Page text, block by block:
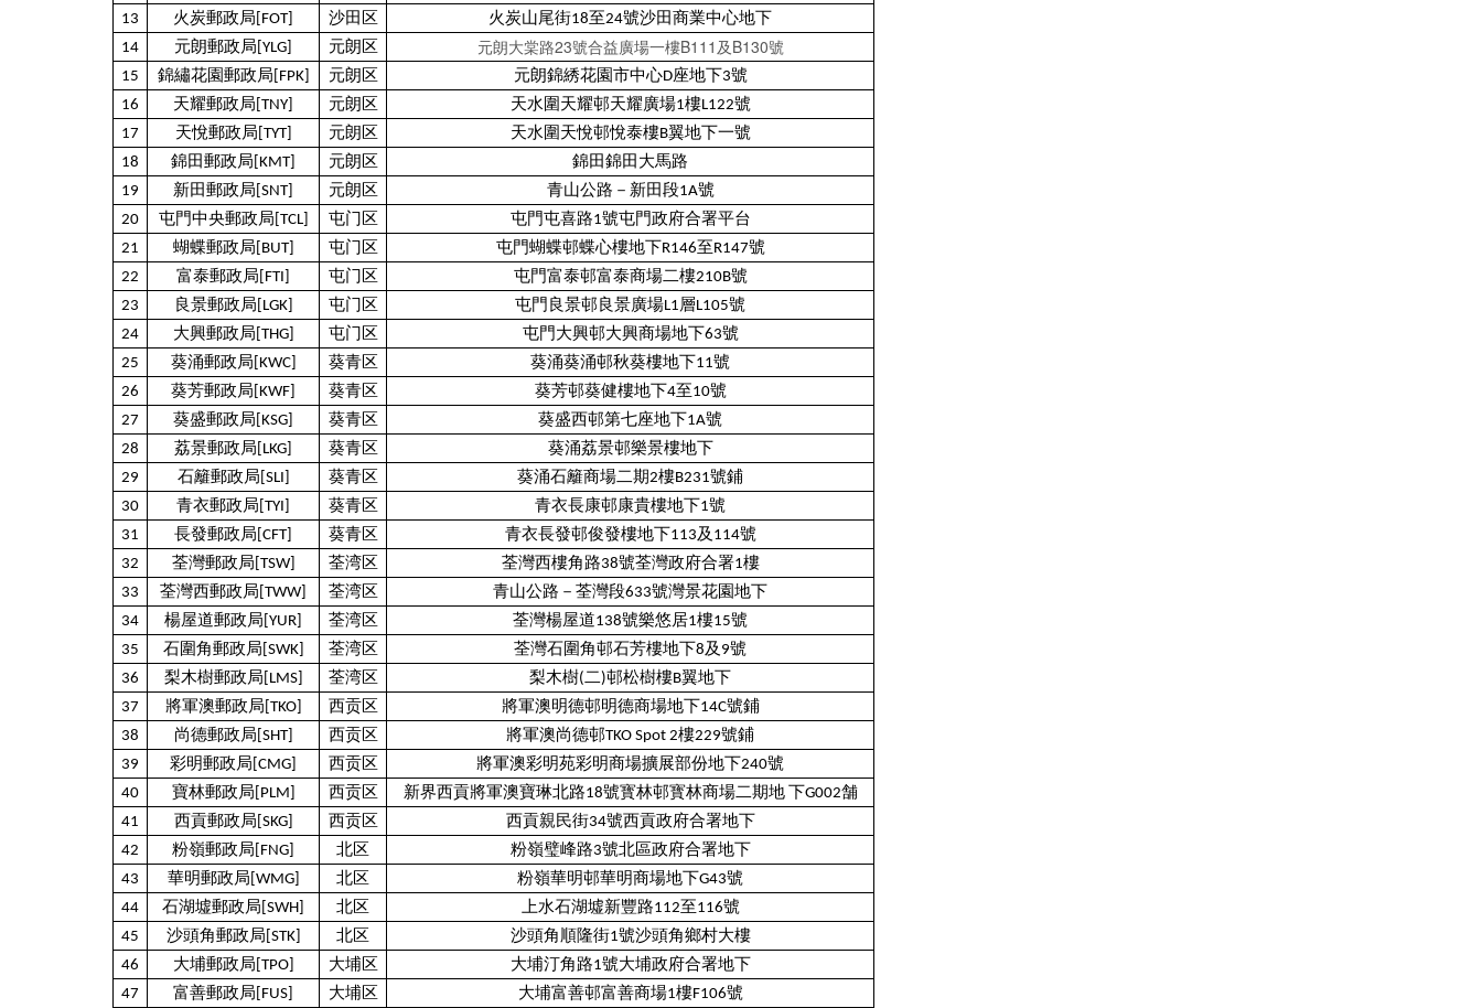
13
火炭郵政局[FOT] 沙田区
火炭山尾街18至24號沙田商業中心地下
14
元朗郵政局[YLG] 元朗区 元朗大棠路23號合益廣場一樓B111及B130號
15 錦繡花園郵政局[FPK] 元朗区
元朗錦綉花園市中心D座地下3號
16
天耀郵政局[TNY] 元朗区
天水圍天耀邨天耀廣場1樓L122號
17
天悅郵政局[TYT] 元朗区
天水圍天悅邨悅泰樓B翼地下一號
18
錦田郵政局[KMT] 元朗区
錦田錦田大馬路
19
新田郵政局[SNT] 元朗区
青山公路－新田段1A號
20
屯門中央郵政局[TCL] 屯门区
屯門屯喜路1號屯門政府合署平台
21
蝴蝶郵政局[BUT] 屯门区
屯門蝴蝶邨蝶心樓地下R146至R147號
22
富泰郵政局[FTI] 屯门区
屯門富泰邨富泰商場二樓210B號
23
良景郵政局[LGK] 屯门区
屯門良景邨良景廣場L1層L105號
24
大興郵政局[THG] 屯门区
屯門大興邨大興商場地下63號
25
葵涌郵政局[KWC] 葵青区
葵涌葵涌邨秋葵樓地下11號
26
葵芳郵政局[KWF] 葵青区
葵芳邨葵健樓地下4至10號
27
葵盛郵政局[KSG] 葵青区
葵盛西邨第七座地下1A號
28
荔景郵政局[LKG] 葵青区
葵涌荔景邨樂景樓地下
29
石籬郵政局[SLI] 葵青区
葵涌石籬商場二期2樓B231號鋪
30
青衣郵政局[TYI] 葵青区
青衣長康邨康貴樓地下1號
31
長發郵政局[CFT] 葵青区
青衣長發邨俊發樓地下113及114號
32
荃灣郵政局[TSW] 荃湾区
荃灣西樓角路38號荃灣政府合署1樓
33
荃灣西郵政局[TWW] 荃湾区
青山公路－荃灣段633號灣景花園地下
34
楊屋道郵政局[YUR] 荃湾区
荃灣楊屋道138號樂悠居1樓15號
35
石圍角郵政局[SWK] 荃湾区
荃灣石圍角邨石芳樓地下8及9號
36
梨木樹郵政局[LMS] 荃湾区
梨木樹(二)邨松樹樓B翼地下
37
將軍澳郵政局[TKO] 西贡区
將軍澳明德邨明德商場地下14C號鋪
38
尚德郵政局[SHT] 西贡区
將軍澳尚德邨TKO Spot 2樓229號鋪
39
彩明郵政局[CMG] 西贡区
將軍澳彩明苑彩明商場擴展部份地下240號
40
寶林郵政局[PLM] 西贡区
新界西貢將軍澳寶琳北路18號寳林邨寳林商場二期地 下G002舗
41
西貢郵政局[SKG] 西贡区
西貢親民街34號西貢政府合署地下
42
粉嶺郵政局[FNG] 北区
粉嶺璧峰路3號北區政府合署地下
43
華明郵政局[WMG] 北区
粉嶺華明邨華明商場地下G43號
44
石湖墟郵政局[SWH] 北区
上水石湖墟新豐路112至116號
45
沙頭角郵政局[STK] 北区
沙頭角順隆街1號沙頭角鄉村大樓
46
大埔郵政局[TPO] 大埔区
大埔汀角路1號大埔政府合署地下
47
富善郵政局[FUS] 大埔区
大埔富善邨富善商場1樓F106號